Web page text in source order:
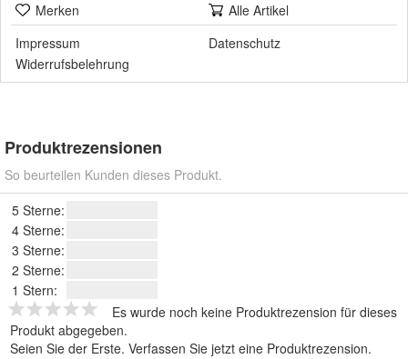
Merken
Alle Artikel
Impressum
Datenschutz
Widerrufsbelehrung
Produktrezensionen
So beurteilen Kunden dieses Produkt.
5 Sterne:
4 Sterne:
3 Sterne:
2 Sterne:
1 Stern:
Es wurde noch keine Produktrezension für dieses
Produkt abgegeben.
Seien Sie der Erste. Verfassen Sie jetzt eine Produktrezension.